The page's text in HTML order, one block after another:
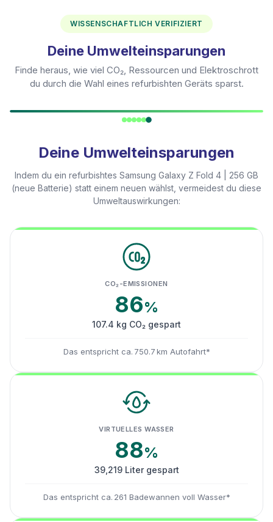
WISSENSCHAFTLICH VERIFIZIERT
Deine Umwelteinsparungen
Finde heraus, wie viel CO₂, Ressourcen und Elektroschrott
du durch die Wahl eines refurbishten Geräts sparst.
Deine Umwelteinsparungen
Indem du ein refurbishtes Samsung Galaxy Z Fold 4 | 256 GB
(neue Batterie) statt einem neuen wählst, vermeidest du diese
Umweltauswirkungen:
CO₂-EMISSIONEN
86%
107.4 kg CO₂ gespart
Das entspricht ca. 750.7 km Autofahrt*
VIRTUELLES WASSER
88%
39,219 Liter gespart
Das entspricht ca. 261 Badewannen voll Wasser*